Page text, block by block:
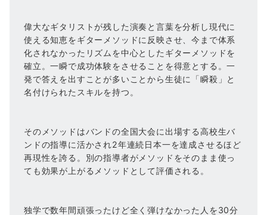
偉大なギタリストが残した演奏と言葉を分析し現代に
使える知恵をギターメソッドに反映させ、今まで体系
化されなかったリズムを中心としたギターメソッドを
確立。一瞬で成功体験をさせることを得意とする。一
発で答えを出すことが多いことから生徒に「瞬殺」と
名付けられたスキルを持つ。
そのメソッドはバンドの全国大会に出場する高校生バ
ンドの指導に活かされ2年連続日本一を達成させるほど
再現性を誇る。別の指導者がメソッドをそのまま使っ
ても効果が上がるメソッドとして評価される。
独学で数年間頑張ったけど全く弾けなかった人を30分